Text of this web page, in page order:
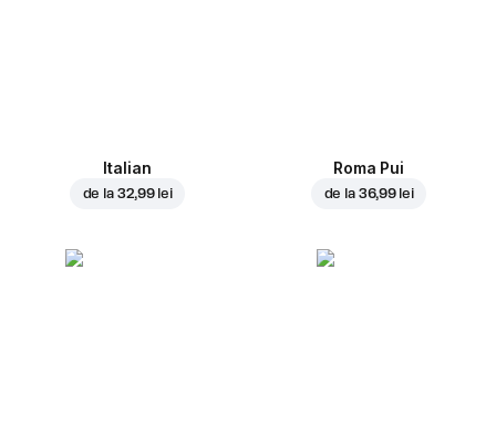
Italian
de la 32,99 lei
Roma Pui
de la 36,99 lei